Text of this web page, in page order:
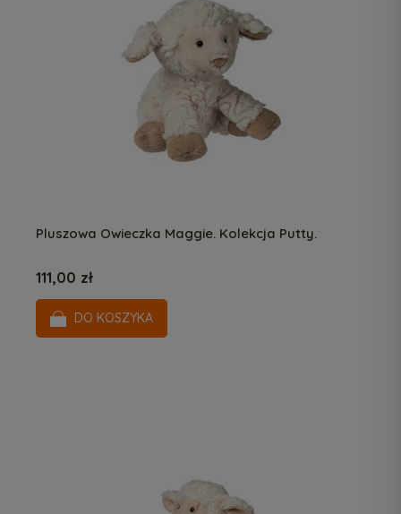
Pluszowa Owieczka Maggie. Kolekcja Putty.
111,00 zł
DO KOSZYKA